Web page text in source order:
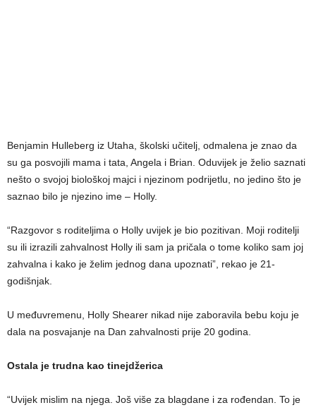
Benjamin Hulleberg iz Utaha, školski učitelj, odmalena je znao da
su ga posvojili mama i tata, Angela i Brian. Oduvijek je želio saznati
nešto o svojoj biološkoj majci i njezinom podrijetlu, no jedino što je
saznao bilo je njezino ime – Holly.
“Razgovor s roditeljima o Holly uvijek je bio pozitivan. Moji roditelji
su ili izrazili zahvalnost Holly ili sam ja pričala o tome koliko sam joj
zahvalna i kako je želim jednog dana upoznati”, rekao je 21-
godišnjak.
U međuvremenu, Holly Shearer nikad nije zaboravila bebu koju je
dala na posvajanje na Dan zahvalnosti prije 20 godina.
Ostala je trudna kao tinejdžerica
“Uvijek mislim na njega. Još više za blagdane i za rođendan. To je